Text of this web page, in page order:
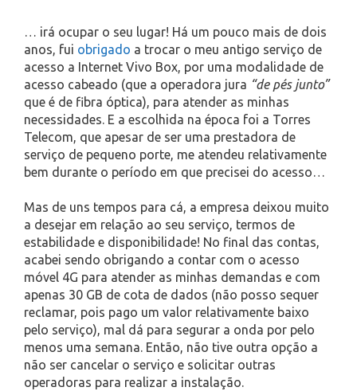
… irá ocupar o seu lugar! Há um pouco mais de dois
anos, fui obrigado a trocar o meu antigo serviço de
acesso a Internet Vivo Box, por uma modalidade de
acesso cabeado (que a operadora jura “de pés junto”
que é de fibra óptica), para atender as minhas
necessidades. E a escolhida na época foi a Torres
Telecom, que apesar de ser uma prestadora de
serviço de pequeno porte, me atendeu relativamente
bem durante o período em que precisei do acesso…
Mas de uns tempos para cá, a empresa deixou muito
a desejar em relação ao seu serviço, termos de
estabilidade e disponibilidade! No final das contas,
acabei sendo obrigando a contar com o acesso
móvel 4G para atender as minhas demandas e com
apenas 30 GB de cota de dados (não posso sequer
reclamar, pois pago um valor relativamente baixo
pelo serviço), mal dá para segurar a onda por pelo
menos uma semana. Então, não tive outra opção a
não ser cancelar o serviço e solicitar outras
operadoras para realizar a instalação.